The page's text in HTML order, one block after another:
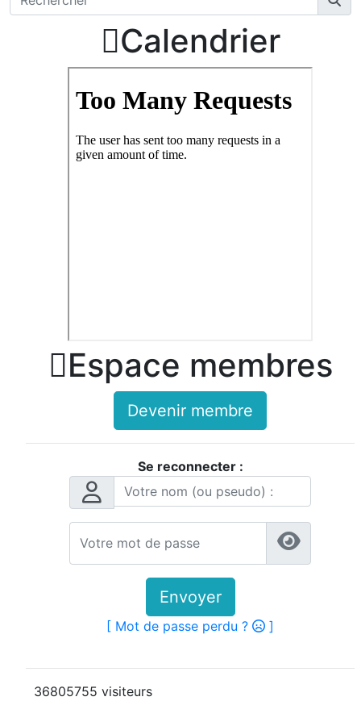
Calendrier
Espace membres
Devenir membre
Se reconnecter :
Envoyer
[ Mot de passe perdu ? ]
36805755 visiteurs